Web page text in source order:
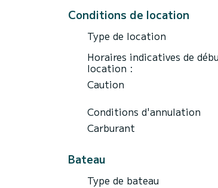
Nous vous invitons à
Conditions de location
Type de location
Horaires indicatives de
location :
Caution
Conditions d'annulation
Carburant
Bateau
Type de bateau